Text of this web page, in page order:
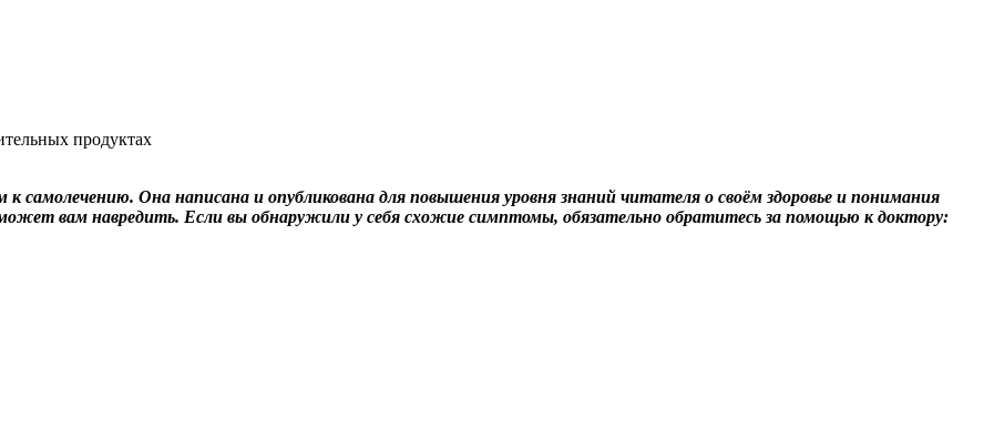
Она написана и опубликована для повышения уровня знаний читателя о своём здоровье и понимания
вам навредить. Если вы обнаружили у себя схожие симптомы, обязательно обратитесь за помощью к доктору: